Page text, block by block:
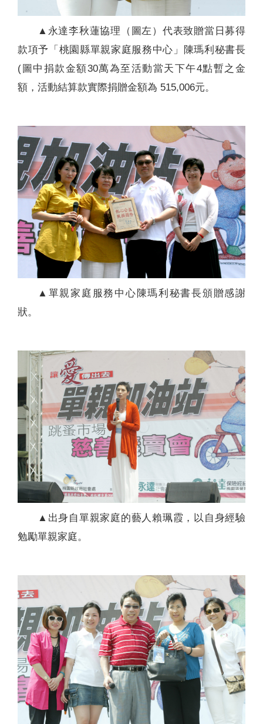
▲永達李秋蓮協理（圖左）代表致贈當日募得
款項予「桃園縣單親家庭服務中心」陳瑪利秘書長
(圖中捐款金額30萬為至活動當天下午4點暫之金
額，活動結算款實際捐贈金額為 515,006元。
▲單親家庭服務中心陳瑪利秘書長頒贈感謝
狀。
▲出身自單親家庭的藝人賴珮霞，以自身經驗
勉勵單親家庭。